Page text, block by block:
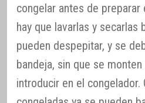
congelar antes de
hay que lavarlas y secarlas
pueden despepitar, y se
bandeja, sin que se
introducir en el congelador.